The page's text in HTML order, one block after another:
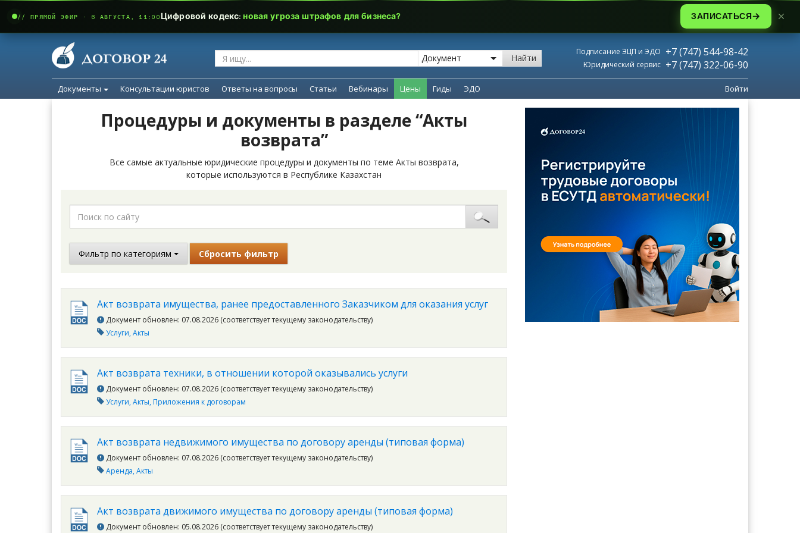
Найти
Подписание ЭЦП и ЭДО +7 (747) 544-98-42
Юридический сервис +7 (747) 322-06-90
Документы Консультации юристов Ответы на вопросы Статьи Вебинары Цены Гиды ЭДО Войти
Процедуры и документы в разделе “Акты
возврата”
Все самые актуальные юридические процедуры и документы по теме Акты возврата,
которые используются в Республике Казахстан
Фильтр по категориям Сбросить фильтр
Акт возврата имущества, ранее предоставленного Заказчиком для оказания услуг
Документ обновлен: 07.08.2026 (соответствует текущему законодательству)
Услуги Акты
Акт возврата техники, в отношении которой оказывались услуги
Документ обновлен: 07.08.2026 (соответствует текущему законодательству)
Услуги Акты Приложения к договорам
Акт возврата недвижимого имущества по договору аренды (типовая форма)
Документ обновлен: 07.08.2026 (соответствует текущему законодательству)
Аренда Акты
Акт возврата движимого имущества по договору аренды (типовая форма)
Документ обновлен: 05.08.2026 (соответствует текущему законодательству)
// ПРЯМОЙ ЭФИР · 6 АВГУСТА, 11:00Цифровой кодекс:новая угроза штрафов для бизнеса? ЗАПИСАТЬСЯ